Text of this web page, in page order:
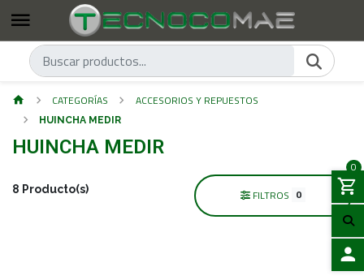
0
CATEGORÍAS ACCESORIOS Y REPUESTOS
HUINCHA MEDIR
HUINCHA MEDIR
8 Producto(s) FILTROS 0